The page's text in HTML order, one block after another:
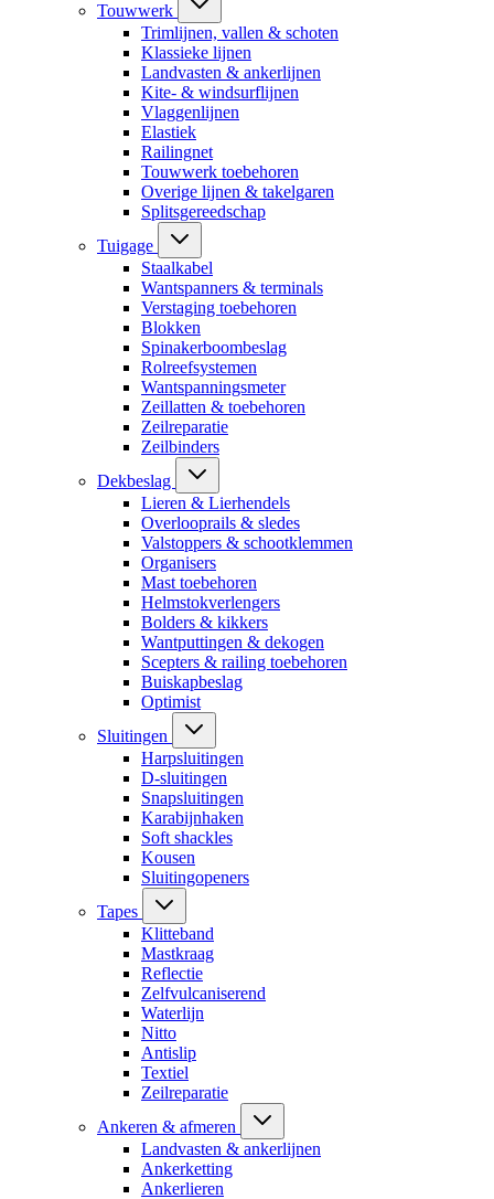
Touwwerk
Trimlijnen, vallen & schoten
Klassieke lijnen
Landvasten & ankerlijnen
Kite- & windsurflijnen
Vlaggenlijnen
Elastiek
Railingnet
Touwwerk toebehoren
Overige lijnen & takelgaren
Splitsgereedschap
Tuigage
Staalkabel
Wantspanners & terminals
Verstaging toebehoren
Blokken
Spinakerboombeslag
Rolreefsystemen
Wantspanningsmeter
Zeillatten & toebehoren
Zeilreparatie
Zeilbinders
Dekbeslag
Lieren & Lierhendels
Overlooprails & sledes
Valstoppers & schootklemmen
Organisers
Mast toebehoren
Helmstokverlengers
Bolders & kikkers
Wantputtingen & dekogen
Scepters & railing toebehoren
Buiskapbeslag
Optimist
Sluitingen
Harpsluitingen
D-sluitingen
Snapsluitingen
Karabijnhaken
Soft shackles
Kousen
Sluitingopeners
Tapes
Klitteband
Mastkraag
Reflectie
Zelfvulcaniserend
Waterlijn
Nitto
Antislip
Textiel
Zeilreparatie
Ankeren & afmeren
Landvasten & ankerlijnen
Ankerketting
Ankerlieren